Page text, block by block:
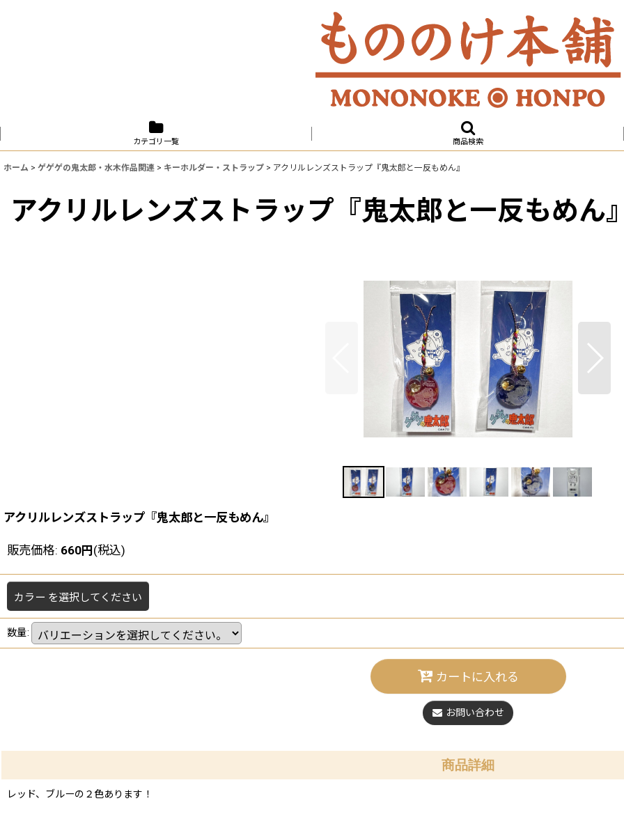
カテゴリ一覧 商品検索
ホーム > ゲゲゲの鬼太郎・水木作品関連 > キーホルダー・ストラップ > アクリルレンズストラップ『鬼太郎と一反もめん』
アクリルレンズストラップ『鬼太郎と一反もめん』
アクリルレンズストラップ『鬼太郎と一反もめん』
販売価格: 660円(税込)
カラー を選択してください
数量:
カートに入れる
お問い合わせ
商品詳細
レッド、ブルーの２色あります！